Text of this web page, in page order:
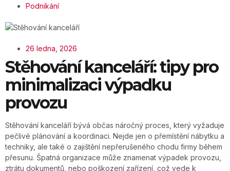
Podnikání
26 ledna, 2026
Stěhování kanceláří: tipy pro
minimalizaci výpadku
provozu
Stěhování kanceláří bývá občas náročný proces, který vyžaduje
pečlivé plánování a koordinaci. Nejde jen o přemístění nábytku a
techniky, ale také o zajištění nepřerušeného chodu firmy během
přesunu. Špatná organizace může znamenat výpadek provozu,
ztrátu dokumentů, nebo poškození zařízení, což vede k